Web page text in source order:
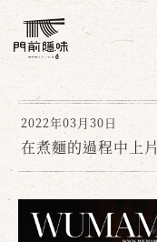
2022年03月30日
在煮麵的過程中上片